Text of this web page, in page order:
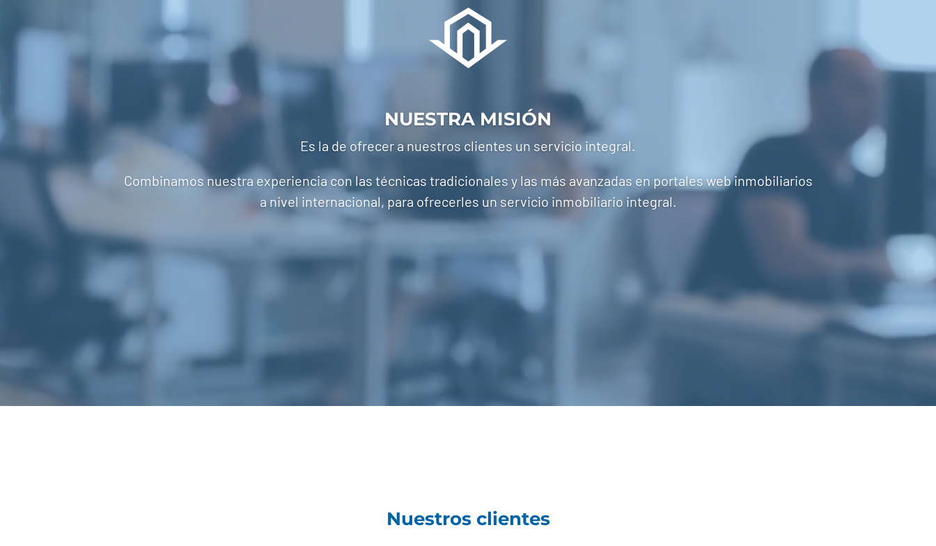
NUESTRA MISIÓN
Es la de ofrecer a nuestros clientes un servicio integral.
Combinamos nuestra experiencia con las técnicas tradicionales y las más avanzadas en portales web inmobiliarios
a nivel internacional, para ofrecerles un servicio inmobiliario integral.
Nuestros clientes